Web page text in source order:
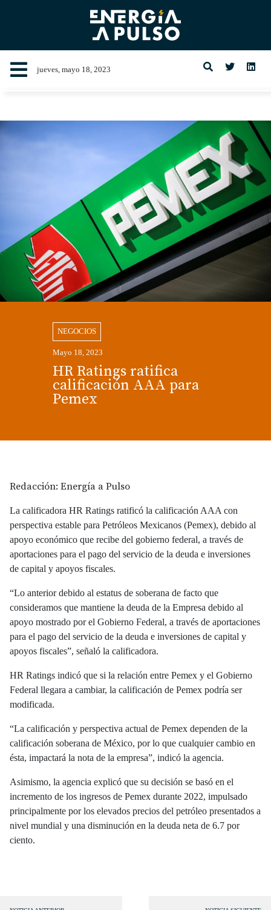
jueves, mayo 18, 2023
NEGOCIOS
Mayo 18, 2023
HR Ratings ratifica
calificación AAA para
Pemex
Redacción: Energía a Pulso
La calificadora HR Ratings ratificó la calificación AAA con
perspectiva estable para Petróleos Mexicanos (Pemex), debido al
apoyo económico que recibe del gobierno federal, a través de
aportaciones para el pago del servicio de la deuda e inversiones
de capital y apoyos fiscales.
“Lo anterior debido al estatus de soberana de facto que
consideramos que mantiene la deuda de la Empresa debido al
apoyo mostrado por el Gobierno Federal, a través de aportaciones
para el pago del servicio de la deuda e inversiones de capital y
apoyos fiscales”, señaló la calificadora.
HR Ratings indicó que si la relación entre Pemex y el Gobierno
Federal llegara a cambiar, la calificación de Pemex podría ser
modificada.
“La calificación y perspectiva actual de Pemex dependen de la
calificación soberana de México, por lo que cualquier cambio en
ésta, impactará la nota de la empresa”, indicó la agencia.
Asimismo, la agencia explicó que su decisión se basó en el
incremento de los ingresos de Pemex durante 2022, impulsado
principalmente por los elevados precios del petróleo presentados a
nivel mundial y una disminución en la deuda neta de 6.7 por
ciento.